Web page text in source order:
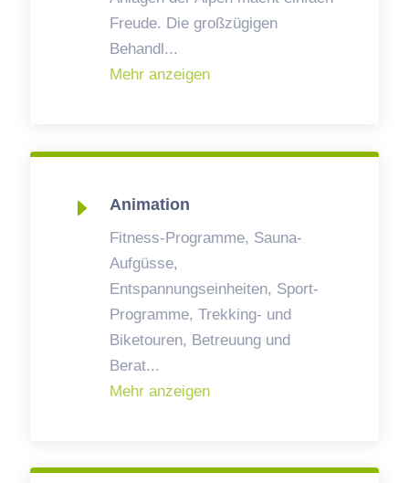
Freude. Die großzügigen
Behandl ...
Mehr anzeigen
E Animation
Fitness-Programme, Sauna-
Aufgüsse,
Entspannungseinheiten, Sport-
Programme, Trekking- und
Biketouren, Betreuung und
Berat...
Mehr anzeigen